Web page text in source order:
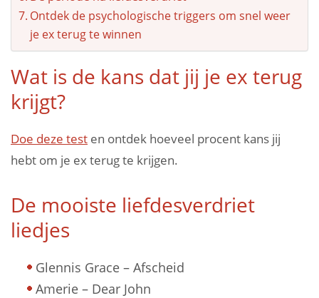
Ontdek de psychologische triggers om snel weer
je ex terug te winnen
Wat is de kans dat jij je ex terug
krijgt?
Doe deze test en ontdek hoeveel procent kans jij
hebt om je ex terug te krijgen.
De mooiste liefdesverdriet
liedjes
Glennis Grace – Afscheid
Amerie – Dear John